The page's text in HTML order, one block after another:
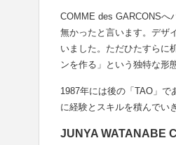
COMME des GARCONSへ
無かったと言います。デザ
いました。ただひたすらに
ンを作る」という独特な形
1987年には後の「TAO」
に経験とスキルを積んでい
JUNYA WATANABE